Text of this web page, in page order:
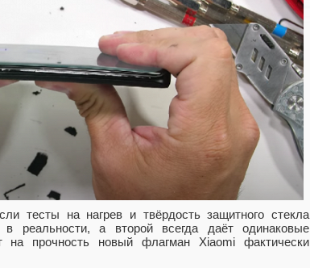
тесты на нагрев и твёрдость защитного стекла
реальности, а второй всегда даёт одинаковые
прочность новый флагман Xiaomi фактически